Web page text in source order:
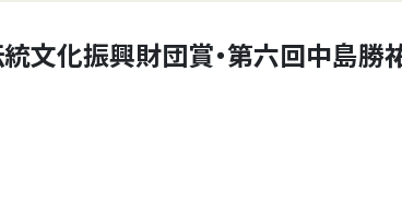
文化振興財団賞・第六回中島勝